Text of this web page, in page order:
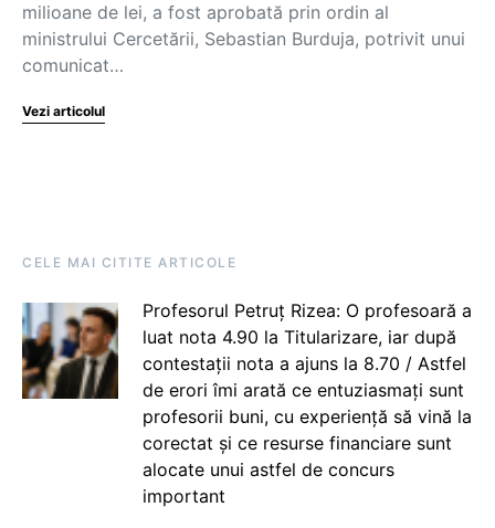
milioane de lei, a fost aprobată prin ordin al
ministrului Cercetării, Sebastian Burduja, potrivit unui
comunicat…
Vezi articolul
CELE MAI CITITE ARTICOLE
Profesorul Petruț Rizea: O profesoară a
luat nota 4.90 la Titularizare, iar după
contestații nota a ajuns la 8.70 / Astfel
de erori îmi arată ce entuziasmați sunt
profesorii buni, cu experiență să vină la
corectat și ce resurse financiare sunt
alocate unui astfel de concurs
important